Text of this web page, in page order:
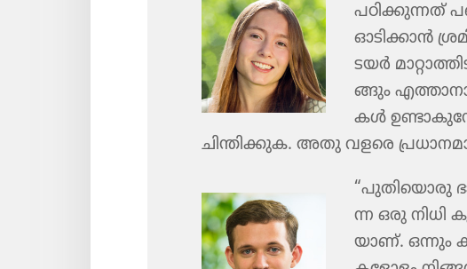
പഠിക്കു​ന്നത്‌
ഓടി​ക്കാൻ
ടയർ
ങ്ങും
കൾ
ചിന്തി​ക്കു​ക. അതു വളരെ
“പുതി​യൊ​രു
ന്ന ഒരു നിധി
യാണ്‌. ഒന്നും